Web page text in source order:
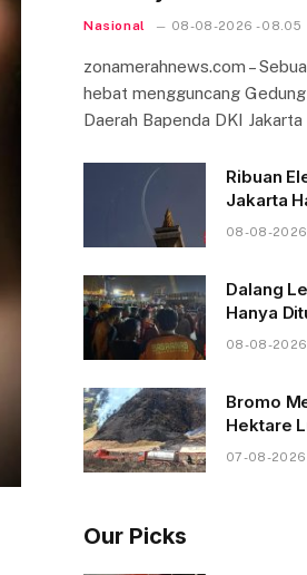
Nasional 08-08-2026 - 08.05
zonamerahnews.com –
hebat mengguncang
Daerah Bapenda DKI
Ribuan
Jakarta
08-08-2026
Dalang
Hanya
08-08-2026
Bromo
Hektare
07-08-2026
Our Picks